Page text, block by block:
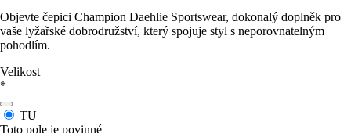
Objevte čepici Champion Daehlie Sportswear, dokonalý doplněk pro
vaše lyžařské dobrodružství, který spojuje styl s neporovnatelným
pohodlím.
Velikost
*
TU
Toto pole je povinné